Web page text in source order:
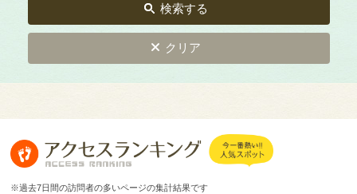
検索する
クリア
※過去7日間の訪問者の多いページの集計結果です